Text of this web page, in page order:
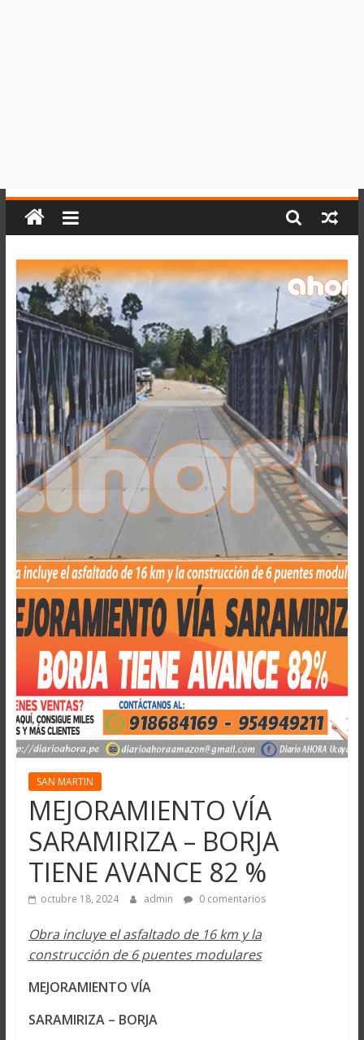
SAN MARTIN
MEJORAMIENTO VÍA
SARAMIRIZA – BORJA
TIENE AVANCE 82 %
octubre 18, 2024 admin 0 comentarios
Obra incluye el asfaltado de 16 km y la
construcción de 6 puentes modulares
MEJORAMIENTO VÍA
SARAMIRIZA – BORJA